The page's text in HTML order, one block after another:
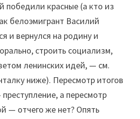
победили красные (а кто из
белоэмигрант Василий
и вернулся на родину и
строить социализм,
ленинских идей, — см.
ниже). Пересмотр итогов
а пересмотр
— отчего же нет? Опять